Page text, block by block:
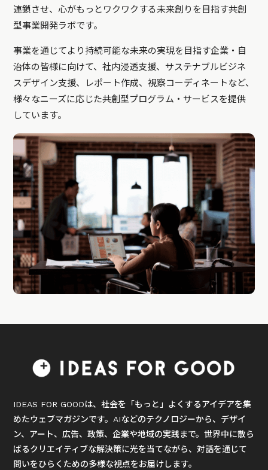
連鎖させ、心がもっとワクワクする未来創りを目指す共創
型事業開発ラボです。
事業を通じてより持続可能な未来の実現を目指す企業・自
治体の皆様に向けて、社内浸透支援、サステナブルビジネ
スデザイン支援、レポート作成、視察コーディネートなど、
様々なニーズに応じた共創型プログラム・サービスを提供
しています。
IDEAS FOR GOODは、社会を「もっと」よくするアイデアを集
めたウェブマガジンです。AIなどのテクノロジーから、デザイ
ン、アート、広告、政策、企業や地域の実践まで。世界中に散ら
ばるクリエイティブな解決策に光を当てながら、対話を通じて
問いをひらくための多様な視点をお届けします。